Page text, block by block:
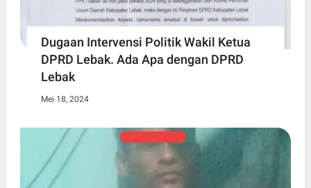
Dugaan Intervensi Politik Wakil Ketua
DPRD Lebak. Ada Apa dengan DPRD
Lebak
Mei 18, 2024